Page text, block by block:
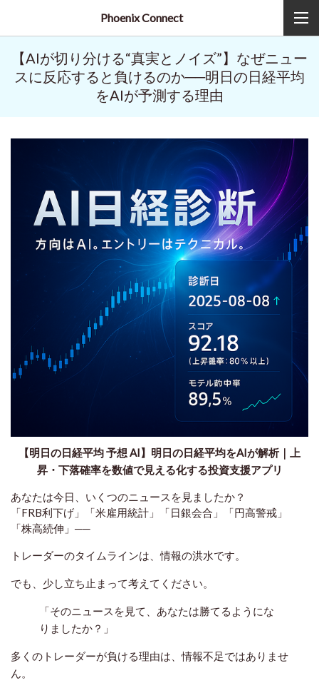
Phoenix Connect
【AIが切り分ける“真実とノイズ”】なぜニュー
スに反応すると負けるのか──明日の日経平均
をAIが予測する理由
【明日の日経平均 予想 AI】明日の日経平均をAIが解析｜上
昇・下落確率を数値で見える化する投資支援アプリ
あなたは今日、いくつのニュースを見ましたか？
「FRB利下げ」「米雇用統計」「日銀会合」「円高警戒」
「株高続伸」──
トレーダーのタイムラインは、情報の洪水です。
でも、少し立ち止まって考えてください。
「そのニュースを見て、あなたは勝てるようにな
りましたか？」
多くのトレーダーが負ける理由は、情報不足ではありませ
ん。